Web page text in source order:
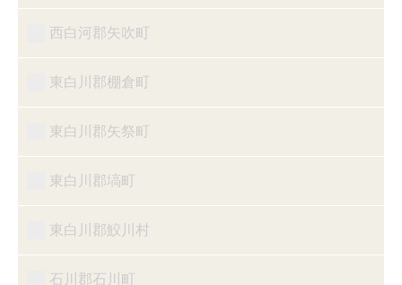
西白河郡矢吹町
東白川郡棚倉町
東白川郡矢祭町
東白川郡塙町
東白川郡鮫川村
石川郡石川町